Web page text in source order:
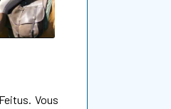
Vous